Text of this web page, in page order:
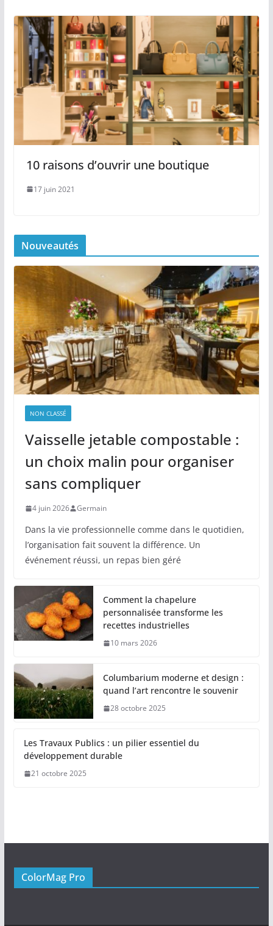
10 raisons d’ouvrir une boutique
17 juin 2021
Nouveautés
NON CLASSÉ
Vaisselle jetable compostable :
un choix malin pour organiser
sans compliquer
4 juin 2026 Germain
Dans la vie professionnelle comme dans le quotidien,
l’organisation fait souvent la différence. Un
événement réussi, un repas bien géré
Comment la chapelure
personnalisée transforme les
recettes industrielles
10 mars 2026
Columbarium moderne et design :
quand l’art rencontre le souvenir
28 octobre 2025
Les Travaux Publics : un pilier essentiel du
développement durable
21 octobre 2025
ColorMag Pro